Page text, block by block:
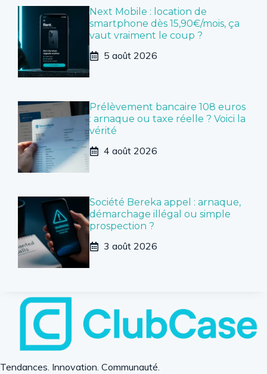
Next Mobile : location de
smartphone dès 15,90€/mois, ça
vaut vraiment le coup ?
5 août 2026
Prélèvement bancaire 108 euros
: arnaque ou taxe réelle ? Voici la
vérité
4 août 2026
Société Bereka appel : arnaque,
démarchage illégal ou simple
prospection ?
3 août 2026
Tendances. Innovation. Communauté.